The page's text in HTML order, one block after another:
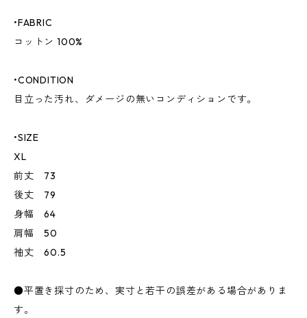
•FABRIC
コットン 100%
•CONDITION
目立った汚れ、ダメージの無いコンディションです。
•SIZE
XL
前丈 73
後丈 79
身幅 64
肩幅 50
袖丈 60.5
●平置き採寸のため、実寸と若干の誤差がある場合がありま
す。